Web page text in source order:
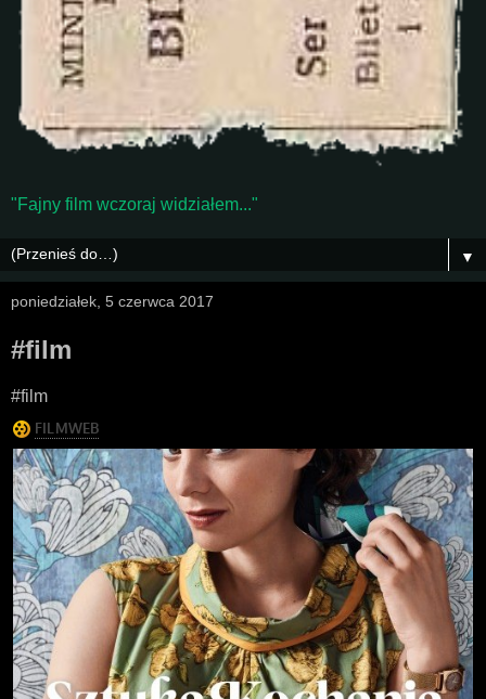
"Fajny film wczoraj widziałem..."
▼
poniedziałek, 5 czerwca 2017
#film
#film